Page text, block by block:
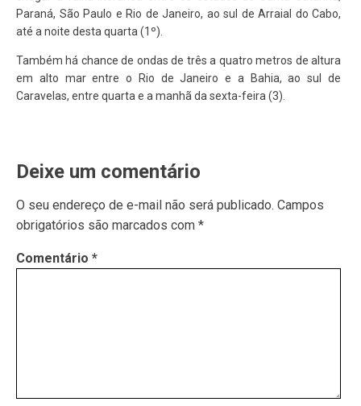
Paraná, São Paulo e Rio de Janeiro, ao sul de Arraial do Cabo,
até a noite desta quarta (1º).
Também há chance de ondas de três a quatro metros de altura
em alto mar entre o Rio de Janeiro e a Bahia, ao sul de
Caravelas, entre quarta e a manhã da sexta-feira (3).
Deixe um comentário
O seu endereço de e-mail não será publicado. Campos
obrigatórios são marcados com *
Comentário *